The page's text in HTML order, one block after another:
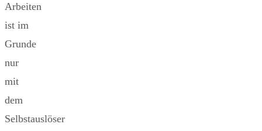
Arbeiten
ist im
Grunde
nur
mit
dem
Selbstauslöser